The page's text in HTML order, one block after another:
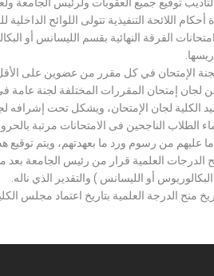
أحكام اللائحة التنفيذية تتولى اللوائح
الفرقة النهائية بقسم الليسانس أو
الإمتحان في كل مقرر من عضوين على
لجان إمتحان المقررات المختلفة لجنة عامة
الكلية لجان الإمتحان، ويشكل تحت إشرافه
الطلاب الناجحين فى الامتحانات مرتبة
ما عليهم من رسوم ورد ما بعهدتهم، ويتم توقيع
الدرجات العلمية قرار من رئيس الجامعة
أو الليسانس ) والتقدير الذي ناله.
منح الدرجة العلمية بتاريخ اعتماد مجلس